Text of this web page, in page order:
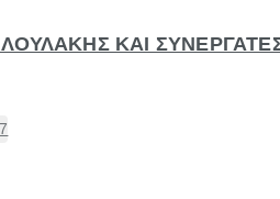
ΚΑΙ